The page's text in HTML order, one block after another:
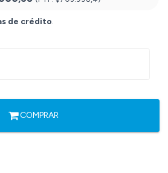
de crédito.
COMPRAR